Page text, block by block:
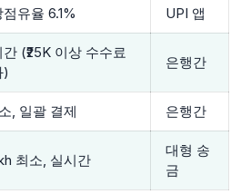
유율 6.1% UPI 앱
(₹25K 이상 수수료
)
은행간
소, 일괄 결제 은행간
최소, 실시간
대형 송
금